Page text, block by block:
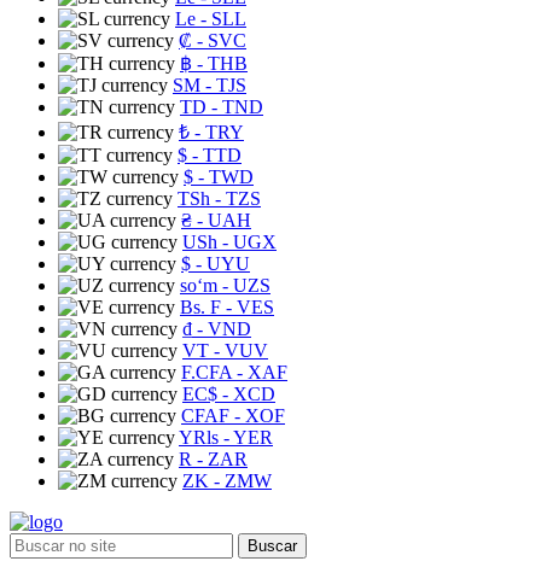
Le - SLL
₡ - SVC
฿ - THB
ЅМ - TJS
TD - TND
₺ - TRY
$ - TTD
$ - TWD
TSh - TZS
₴ - UAH
USh - UGX
$ - UYU
soʻm - UZS
Bs. F - VES
₫ - VND
VT - VUV
F.CFA - XAF
EC$ - XCD
CFAF - XOF
YRls - YER
R - ZAR
ZK - ZMW
Buscar